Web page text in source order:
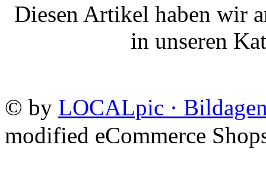
Diesen Artikel haben wir
in unseren
© by LOCALpic ·
modified eCommerce